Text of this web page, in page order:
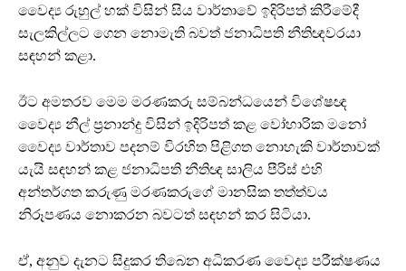
වෛද්‍ය රුහුල් හක් විසින් සිය වාර්තාවේ ඉදිරිපත් කිරීමේදී
සැලකිල්ලට ගෙන නොමැති බවත් ජනාධිපති නීතිඥවරයා
සඳහන් කළා.
ඊට අමතරව මෙම මරණකරු සම්බන්ධයෙන් විශේෂඥ
වෛද්‍ය නීල් ප්‍රනාන්දු විසින් ඉදිරිපත් කළ වෝහාරික මනෝ
වෛද්‍ය වාර්තාව පදනම් විරහිත පිළිගත නොහැකි වාර්තාවක්
යැයි සඳහන් කළ ජනාධිපති නීතිඥ සාලිය පීරිස් එහි
අන්තර්ගත කරුණු මරණකරුගේ මානසික තත්ත්වය
නිරූපණය නොකරන බවටත් සඳහන් කර සිටියා.
ඒ, අනුව දැනට සිදුකර තිබෙන අධිකරණ වෛද්‍ය පරීක්ෂණය